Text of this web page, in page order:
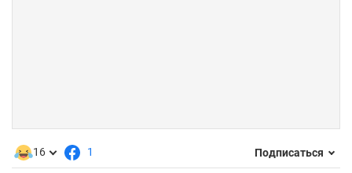
16 1 Подписаться